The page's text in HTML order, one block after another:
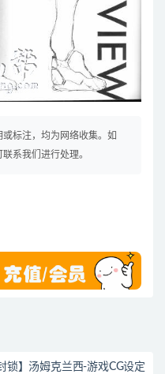
标注，均为网络收集。如
系我们进行处理。
锁】汤姆克兰西-游戏CG设定